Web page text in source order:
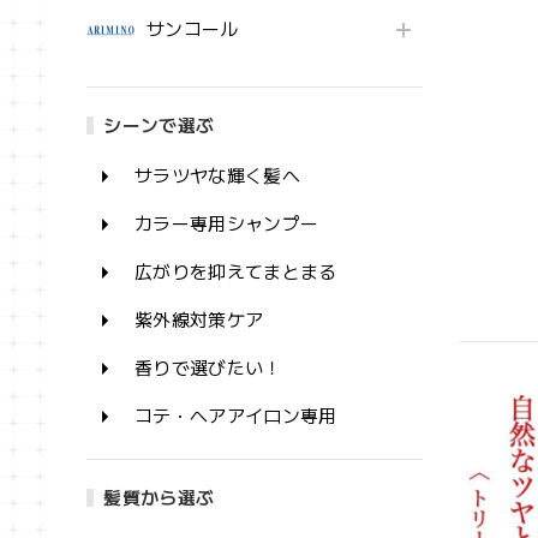
サンコール
シーンで選ぶ
サラツヤな輝く髪へ
カラー専用シャンプー
広がりを抑えてまとまる
紫外線対策ケア
香りで選びたい！
コテ・ヘアアイロン専用
髪質から選ぶ